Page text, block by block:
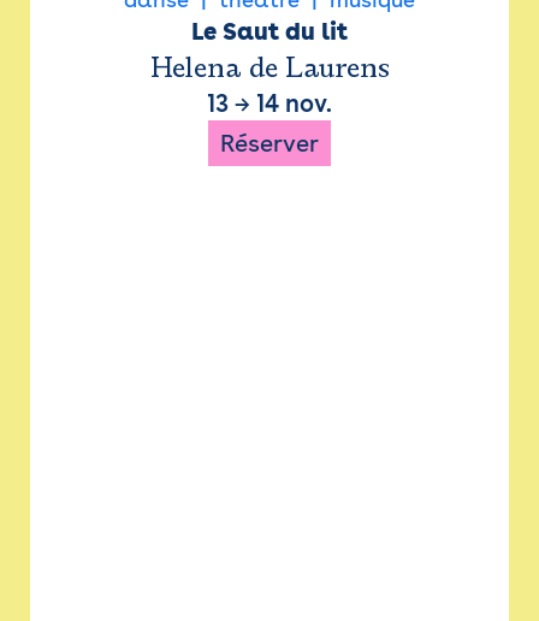
Le Saut du lit
Helena de Laurens
13 → 14 nov.
Réserver